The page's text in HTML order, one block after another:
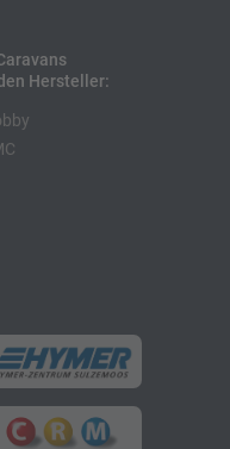
Hersteller: